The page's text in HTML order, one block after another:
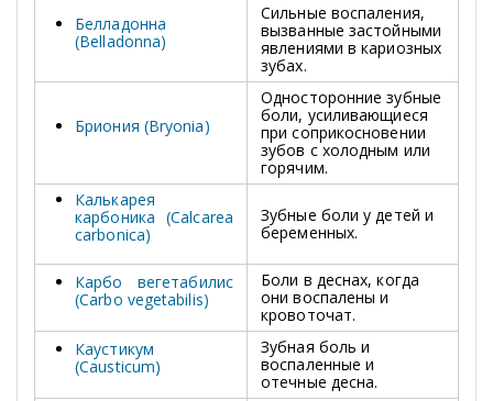
Белладонна
(Belladonna)
Сильные воспаления,
вызванные застойными
явлениями в кариозных
зубах.
Бриония (Bryonia)
Односторонние зубные
боли, усиливающиеся
при соприкосновении
зубов с холодным или
горячим.
Калькарея
карбоника (Calcarea
carbonica)
Зубные боли у детей и
беременных.
Карбо вегетабилис
(Carbo vegetabilis)
Боли в деснах, когда
они воспалены и
кровоточат.
Каустикум
(Causticum)
Зубная боль и
воспаленные и
отечные десна.